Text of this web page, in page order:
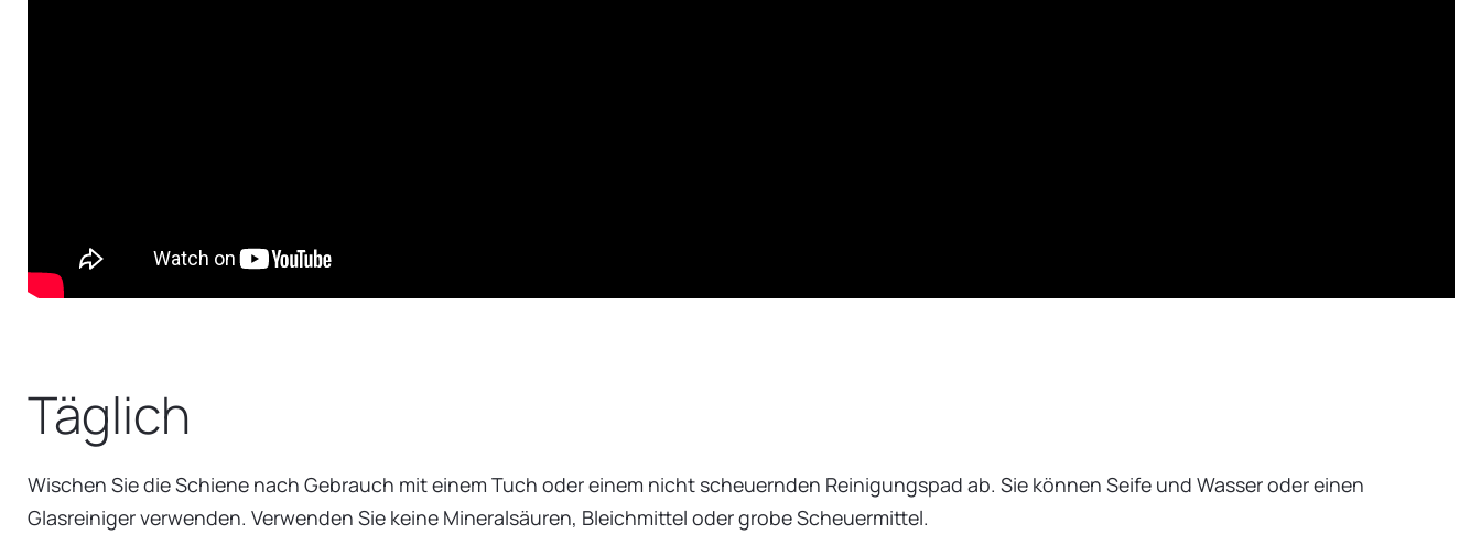
Täglich
Wischen Sie die Schiene nach Gebrauch mit einem Tuch oder einem nicht scheuernden Reinigungspad ab. Sie können Seife und Wasser oder einen
Glasreiniger verwenden. Verwenden Sie keine Mineralsäuren, Bleichmittel oder grobe Scheuermittel.